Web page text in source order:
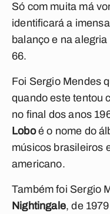
Só com muita má
identificará a
balanço e na
66.
Foi Sergio Mendes
quando este tentou
no final dos anos
Loboé o nome do
músicos brasileiros
americano.
Também foi Sergio
Nightingale, de